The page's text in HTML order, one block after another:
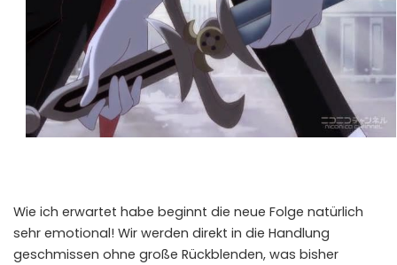
Wie ich erwartet habe beginnt die neue Folge natürlich
sehr emotional! Wir werden direkt in die Handlung
geschmissen ohne große Rückblenden, was bisher